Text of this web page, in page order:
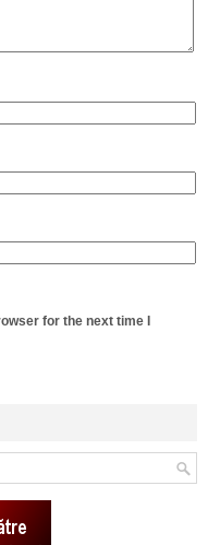
for the next time I